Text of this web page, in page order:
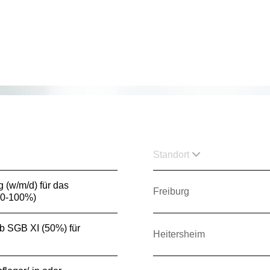
Standort
(w/m/d) für das
100%)
Freiburg
SGB XI (50%) für
Heitersheim